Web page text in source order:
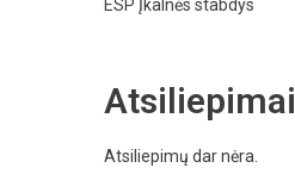
ESP Įkalnės stabdys
Atsiliepimai
Atsiliepimų dar nėra.